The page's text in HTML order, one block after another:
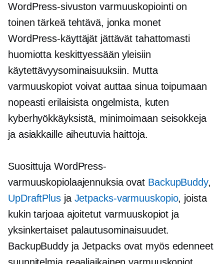
WordPress-sivuston varmuuskopiointi on
toinen tärkeä tehtävä, jonka monet
WordPress-käyttäjät jättävät tahattomasti
huomiotta keskittyessään yleisiin
käytettävyysominaisuuksiin. Mutta
varmuuskopiot voivat auttaa sinua toipumaan
nopeasti erilaisista ongelmista, kuten
kyberhyökkäyksistä, minimoimaan seisokkeja
ja asiakkaille aiheutuvia haittoja.
Suosittuja WordPress-
varmuuskopiolaajennuksia ovat BackupBuddy,
UpDraftPlusja Jetpacks-varmuuskopio, joista
kukin tarjoaa ajoitetut varmuuskopiot ja
yksinkertaiset palautusominaisuudet.
BackupBuddy ja Jetpacks ovat myös edenneet
suunnitelmia reaaliaikainen varmuuskopiot.